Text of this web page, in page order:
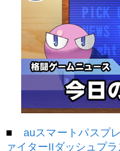
■ auスマートパスプ
ァイターIIダッシュプ